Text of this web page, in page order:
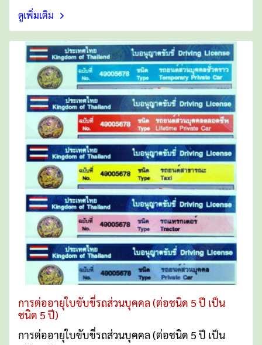
ดูเพิ่มเติม
การต่ออายุใบขับขี่รถส่วนบุคคล (ต่อชนิด 5 ปี เป็น
ชนิด 5 ปี)
การต่ออายุใบขับขี่รถส่วนบุคคล (ต่อชนิด 5 ปี เป็น